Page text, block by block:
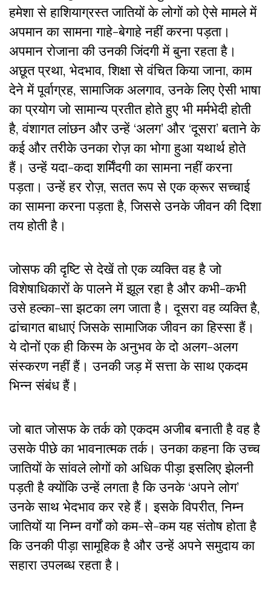
हमेशा से हाशियाग्रस्त जातियों के लोगों को ऐसे मामले में
अपमान का सामना गाहे-बेगाहे नहीं करना पड़ता।
अपमान रोजाना की उनकी जिंदगी में बुना रहता है।
अछूत प्रथा, भेदभाव, शिक्षा से वंचित किया जाना, काम
देने में पूर्वाग्रह, सामाजिक अलगाव, उनके लिए ऐसी भाषा
का प्रयोग जो सामान्य प्रतीत होते हुए भी मर्मभेदी होती
है, वंशागत लांछन और उन्हें ‘अलग’ और ‘दूसरा’ बताने के
कई और तरीके उनका रोज़ का भोगा हुआ यथार्थ होते
हैं। उन्हें यदा-कदा शर्मिंदगी का सामना नहीं करना
पड़ता। उन्हें हर रोज़, सतत रूप से एक क्रूर सच्चाई
का सामना करना पड़ता है, जिससे उनके जीवन की दिशा
तय होती है।
जोसफ की दृष्टि से देखें तो एक व्यक्ति वह है जो
विशेषाधिकारों के पालने में झूल रहा है और कभी-कभी
उसे हल्का-सा झटका लग जाता है। दूसरा वह व्यक्ति है,
ढांचागत बाधाएं जिसके सामाजिक जीवन का हिस्सा हैं।
ये दोनों एक ही किस्म के अनुभव के दो अलग-अलग
संस्करण नहीं हैं। उनकी जड़ में सत्ता के साथ एकदम
भिन्न संबंध हैं।
जो बात जोसफ के तर्क को एकदम अजीब बनाती है वह है
उसके पीछे का भावनात्मक तर्क। उनका कहना कि उच्च
जातियों के सांवले लोगों को अधिक पीड़ा इसलिए झेलनी
पड़ती है क्योंकि उन्हें लगता है कि उनके ‘अपने लोग’
उनके साथ भेदभाव कर रहे हैं। इसके विपरीत, निम्न
जातियों या निम्न वर्गों को कम-से-कम यह संतोष होता है
कि उनकी पीड़ा सामूहिक है और उन्हें अपने समुदाय का
सहारा उपलब्ध रहता है।